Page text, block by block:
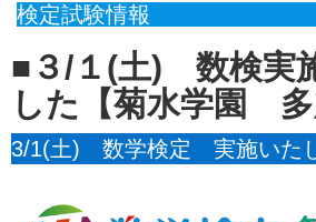
検定試験情報
■３/１(土) 数検実
した【菊水学園 多
3/1(土) 数学検定 実施いた